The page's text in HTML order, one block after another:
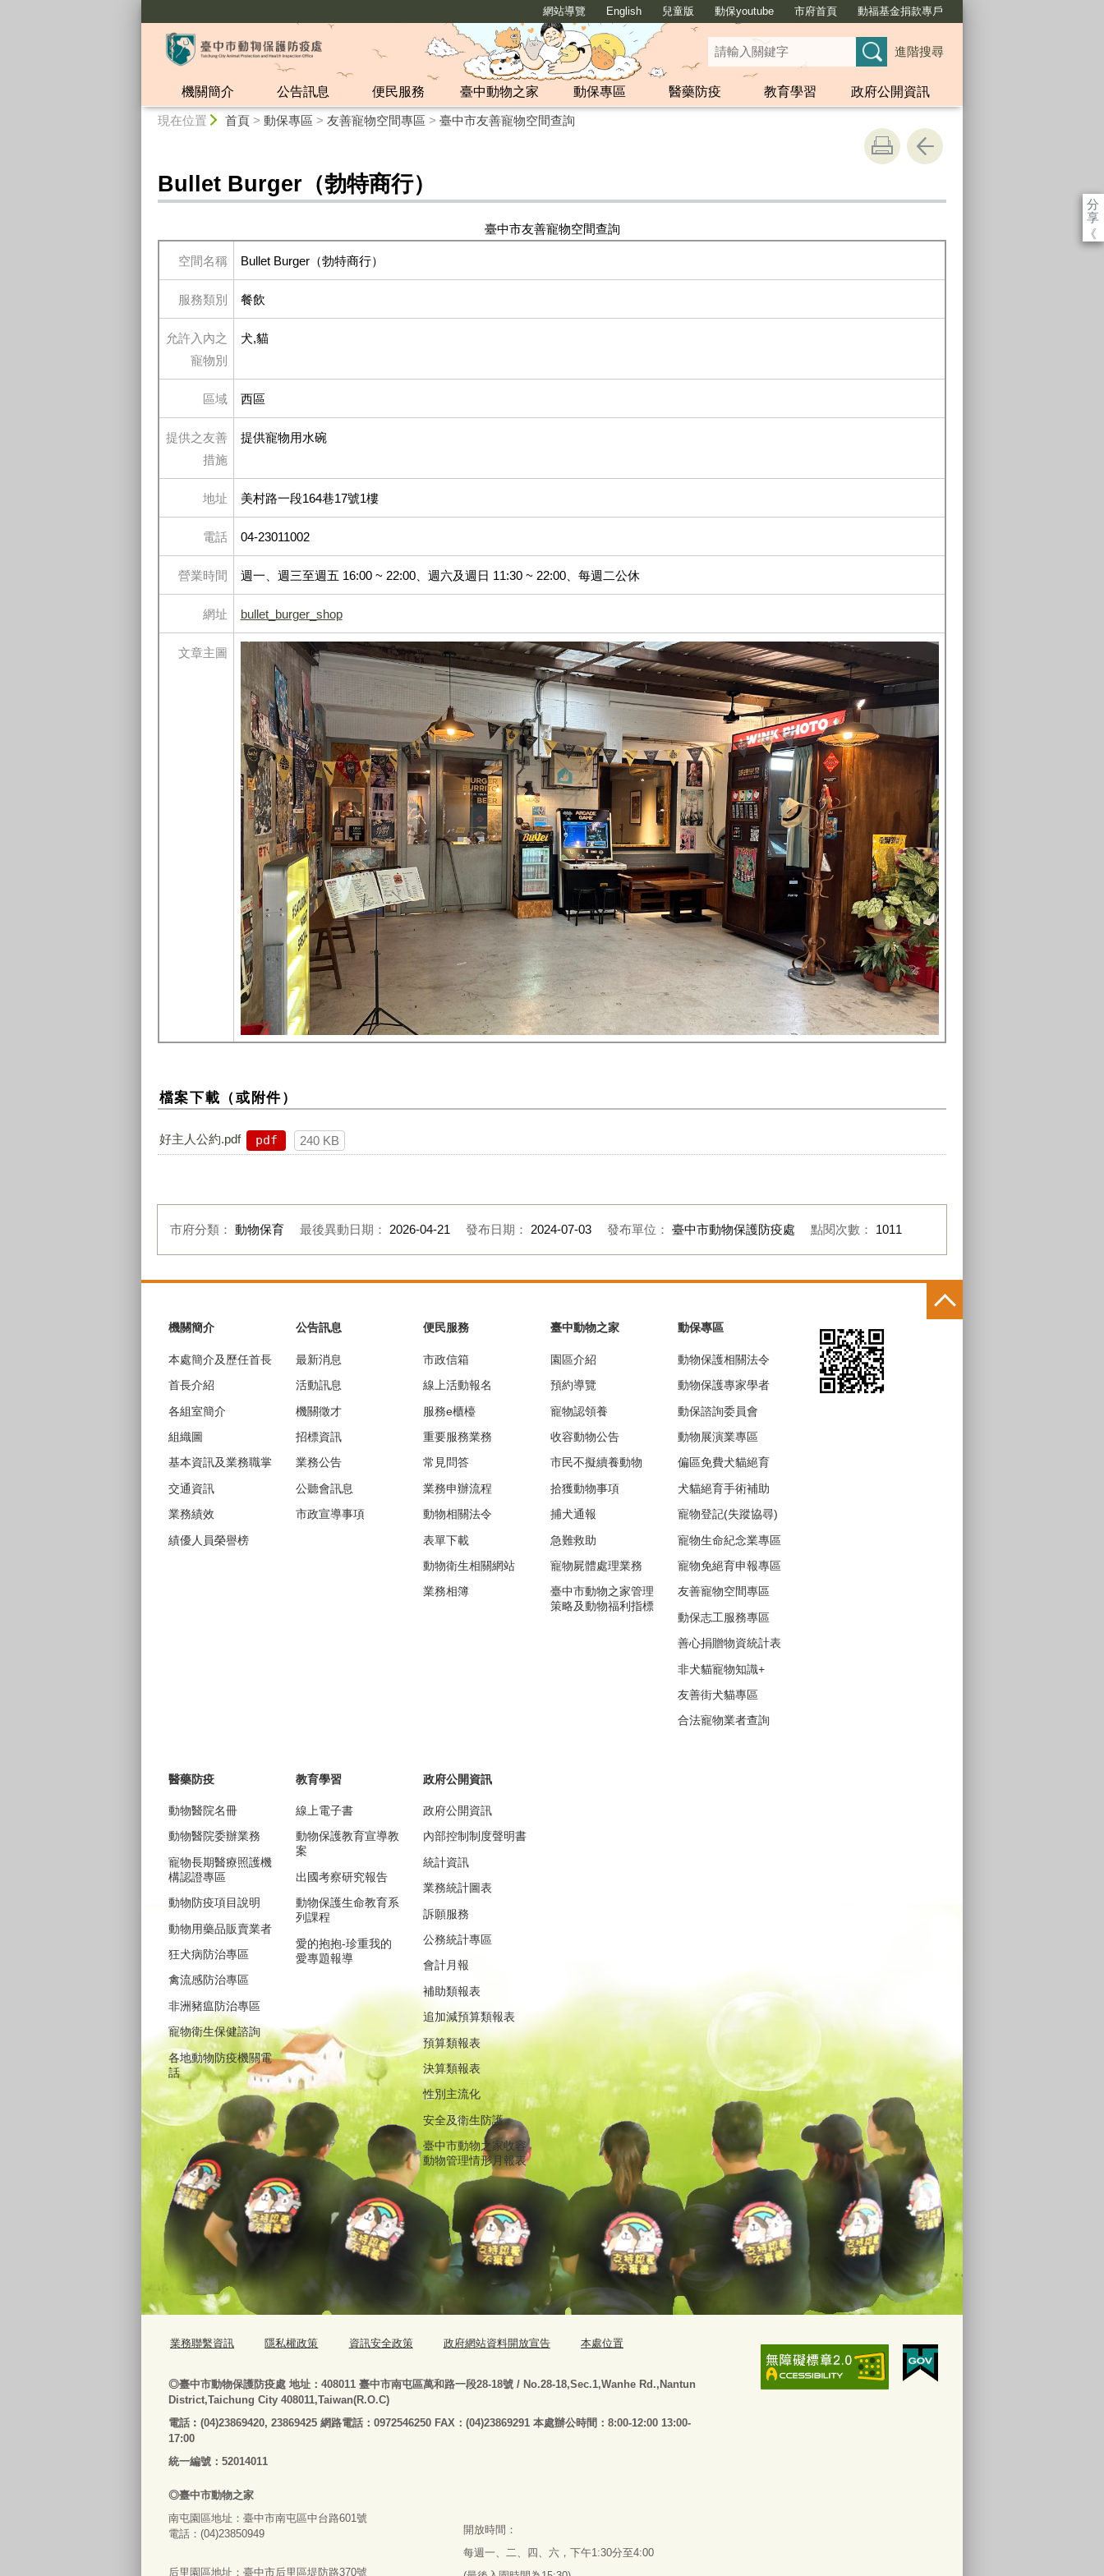
網站導覽 English 兒童版 動保youtube 市府首頁 動福基金捐款專戶
進階搜尋
機關簡介 公告訊息 便民服務 臺中動物之家 動保專區 醫藥防疫 教育學習
政府公開資訊
現在位置 首頁> 動保專區 > 友善寵物空間專區 > 臺中市友善寵物空間查詢
分
享
《
Bullet Burger（勃特商行）
臺中市友善寵物空間查詢
空間名稱 Bullet Burger（勃特商行）
服務類別 餐飲
允許入內之
寵物別
犬,貓
區域 西區
提供之友善
措施
提供寵物用水碗
地址 美村路一段164巷17號1樓
電話 04-23011002
營業時間 週一、週三至週五 16:00 ~ 22:00、週六及週日 11:30 ~ 22:00、每週二公休
網址 bullet_burger_shop
文章主圖
檔案下載（或附件）
好主人公約.pdf pdf 240 KB
市府分類： 動物保育 最後異動日期： 2026-04-21 發布日期： 2024-07-03 發布單位： 臺中市動物保護防疫處 點閱次數： 1011
機關簡介
本處簡介及歷任首長
首長介紹
各組室簡介
組織圖
基本資訊及業務職掌
交通資訊
業務績效
績優人員榮譽榜
公告訊息
最新消息
活動訊息
機關徵才
招標資訊
業務公告
公聽會訊息
市政宣導事項
便民服務
市政信箱
線上活動報名
服務e櫃檯
重要服務業務
常見問答
業務申辦流程
動物相關法令
表單下載
動物衛生相關網站
業務相簿
臺中動物之家
園區介紹
預約導覽
寵物認領養
收容動物公告
市民不擬續養動物
拾獲動物事項
捕犬通報
急難救助
寵物屍體處理業務
臺中市動物之家管理
策略及動物福利指標
動保專區
動物保護相關法令
動物保護專家學者
動保諮詢委員會
動物展演業專區
偏區免費犬貓絕育
犬貓絕育手術補助
寵物登記(失蹤協尋)
寵物生命紀念業專區
寵物免絕育申報專區
友善寵物空間專區
動保志工服務專區
善心捐贈物資統計表
非犬貓寵物知識+
友善街犬貓專區
合法寵物業者查詢
醫藥防疫
動物醫院名冊
動物醫院委辦業務
寵物長期醫療照護機
構認證專區
動物防疫項目說明
動物用藥品販賣業者
狂犬病防治專區
禽流感防治專區
非洲豬瘟防治專區
寵物衛生保健諮詢
各地動物防疫機關電
話
教育學習
線上電子書
動物保護教育宣導教
案
出國考察研究報告
動物保護生命教育系
列課程
愛的抱抱-珍重我的
愛專題報導
政府公開資訊
政府公開資訊
內部控制制度聲明書
統計資訊
業務統計圖表
訴願服務
公務統計專區
會計月報
補助類報表
追加減預算類報表
預算類報表
決算類報表
性別主流化
安全及衛生防護
臺中市動物之家收容
動物管理情形月報表
業務聯繫資訊 隱私權政策 資訊安全政策 政府網站資料開放宣告 本處位置
◎臺中市動物保護防疫處 地址：408011 臺中市南屯區萬和路一段28-18號 / No.28-18,Sec.1,Wanhe Rd.,Nantun
District,Taichung City 408011,Taiwan(R.O.C)
電話 ︰ (04)23869420, 23869425 網路電話：0972546250 FAX：(04)23869291 本處辦公時間：8:00-12:00 13:00-
17:00
統一編號：52014011
◎臺中市動物之家
南屯園區地址： 臺中市南屯區中台路601號
電話：(04)23850949
后里園區地址： 臺中市后里區堤防路370號
開放時間：
每週一、二、四、六，下午1:30分至4:00